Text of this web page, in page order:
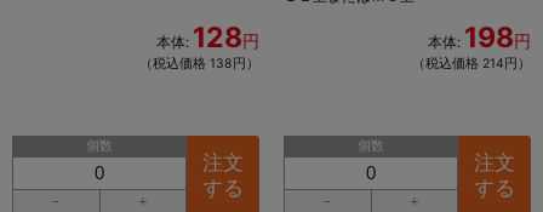
本体: 128円
（税込価格 138円）
個数
－ ＋
注文
する
本体: 198円
（税込価格 214円）
個数
－ ＋
注文
する